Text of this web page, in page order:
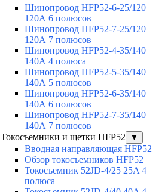
Шинопровод HFP52-6-25/120
120А 6 полюсов
Шинопровод HFP52-7-25/120
120А 7 полюсов
Шинопровод HFP52-4-35/140
140А 4 полюса
Шинопровод HFP52-5-35/140
140А 5 полюсов
Шинопровод HFP52-6-35/140
140А 6 полюсов
Шинопровод HFP52-7-35/140
140А 7 полюсов
Токосъемники и щетки HFP52
▼
Вводная направляющая HFP52
Обзор токосъемников HFP52
Токосъемник 52JD-4/25 25A 4
полюса